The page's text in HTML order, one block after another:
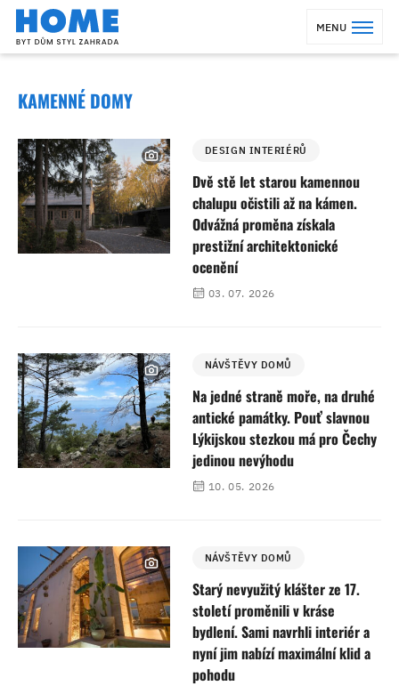
MENU
KAMENNÉ DOMY
DESIGN INTERIÉRŮ
Dvě stě let starou kamennou
chalupu očistili až na kámen.
Odvážná proměna získala
prestižní architektonické
ocenění
03. 07. 2026
NÁVŠTĚVY DOMŮ
Na jedné straně moře, na druhé
antické památky. Pouť slavnou
Lýkijskou stezkou má pro Čechy
jedinou nevýhodu
10. 05. 2026
NÁVŠTĚVY DOMŮ
Starý nevyužitý klášter ze 17.
století proměnili v kráse
bydlení. Sami navrhli interiér a
nyní jim nabízí maximální klid a
pohodu